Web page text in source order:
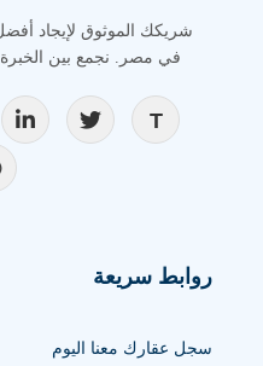
شريكك الموثوق لإيجاد
في مصر. نجمع بين الخبرة
روابط سريعة
سجل عقارك معنا اليوم